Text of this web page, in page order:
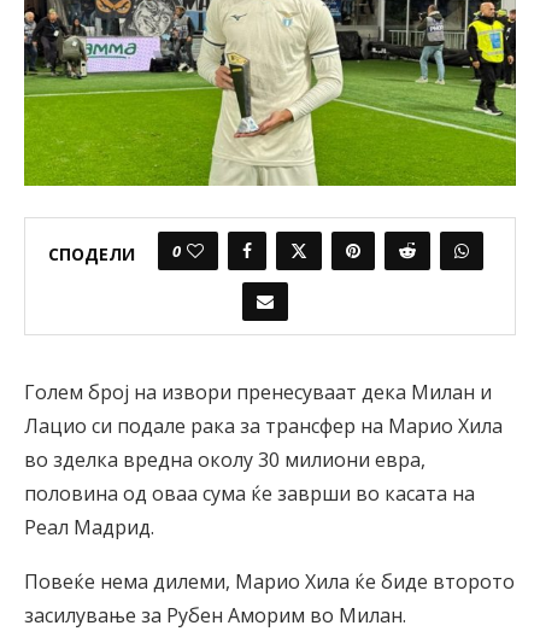
СПОДЕЛИ 0
Голем број на извори пренесуваат дека Милан и
Лацио си подале рака за трансфер на Марио Хила
во зделка вредна околу 30 милиони евра,
половина од оваа сума ќе заврши во касата на
Реал Мадрид.
Повеќе нема дилеми, Марио Хила ќе биде второто
засилување за Рубен Аморим во Милан.